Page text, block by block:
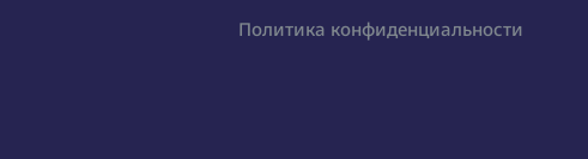
Политика конфиденциальности